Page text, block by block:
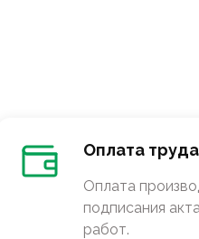
Оплата труда
Оплата
подписания
работ.